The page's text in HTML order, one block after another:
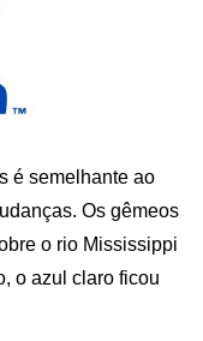
é semelhante ao
Os gêmeos
o rio Mississippi
o azul claro ficou